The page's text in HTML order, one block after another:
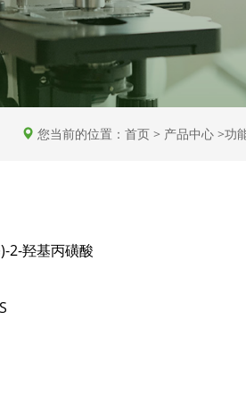
您当前的位置：首页 > 产品中心 >功
2-羟基丙磺酸